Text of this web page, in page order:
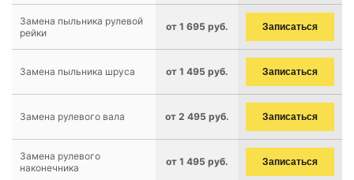
Замена пыльника рулевой
рейки
от 1 695 руб. Записаться
Замена пыльника шруса от 1 495 руб. Записаться
Замена рулевого вала от 2 495 руб. Записаться
Замена рулевого
наконечника
от 1 495 руб. Записаться